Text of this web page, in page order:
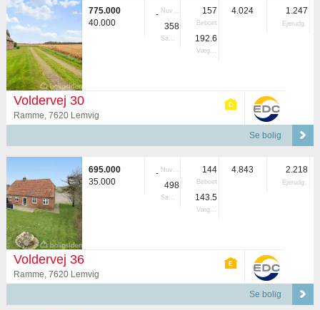
775.000
40.000
- Nuvær.
358
Samlet
157
Beboet
192.6
Vægtet
4.024 1.247
Ejerudg.
Voldervej 30
Ramme, 7620 Lemvig
Se bolig
695.000
35.000
- Nuvær.
498
Samlet
144
Beboet
143.5
Vægtet
4.843 2.218
Ejerudg.
Voldervej 36
Ramme, 7620 Lemvig
Se bolig